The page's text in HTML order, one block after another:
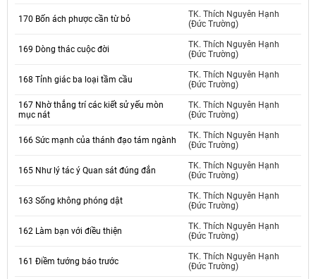
170 Bốn ách phược cần từ bỏ
TK. Thích Nguyên Hạnh
(Đức Trường)
169 Dòng thác cuộc đời
TK. Thích Nguyên Hạnh
(Đức Trường)
168 Tỉnh giác ba loại tầm cầu
TK. Thích Nguyên Hạnh
(Đức Trường)
167 Nhờ thắng trí các kiết sử yếu mòn
mục nát
TK. Thích Nguyên Hạnh
(Đức Trường)
166 Sức mạnh của thánh đạo tám ngành
TK. Thích Nguyên Hạnh
(Đức Trường)
165 Như lý tác ý Quan sát đúng đắn
TK. Thích Nguyên Hạnh
(Đức Trường)
163 Sống không phóng dật
TK. Thích Nguyên Hạnh
(Đức Trường)
162 Làm bạn với điều thiện
TK. Thích Nguyên Hạnh
(Đức Trường)
161 Điềm tướng báo trước
TK. Thích Nguyên Hạnh
(Đức Trường)